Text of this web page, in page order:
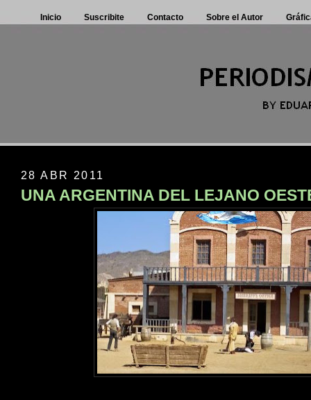
Inicio Suscribite Contacto Sobre el Autor
28 ABR 2011
UNA ARGENTINA DEL LEJANO